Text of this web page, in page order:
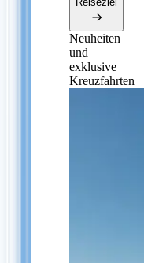
Neuheiten
und
exklusive
Kreuzfahrten